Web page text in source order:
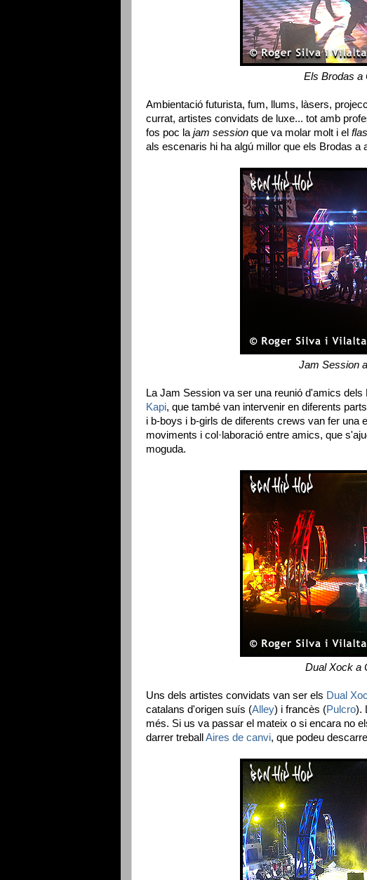
Els Brodas a
Ambientació futurista, fum, llums, làsers,
currat, artistes convidats de luxe... tot amb
fos poc la jam session que va molar molt i el
als escenaris hi ha algú millor que els Brodas
Jam Session
La Jam Session va ser una reunió d'amics dels
Kapi, que també van intervenir en diferents
i b-boys i b-girls de diferents crews van fer una
moviments i col·laboració entre amics, que
moguda.
Dual Xock a
Uns dels artistes convidats van ser els Dual
catalans d'origen suís (Alley) i francès (Pulcro).
més. Si us va passar el mateix o si encara no
darrer treballAires de canvi, que podeu